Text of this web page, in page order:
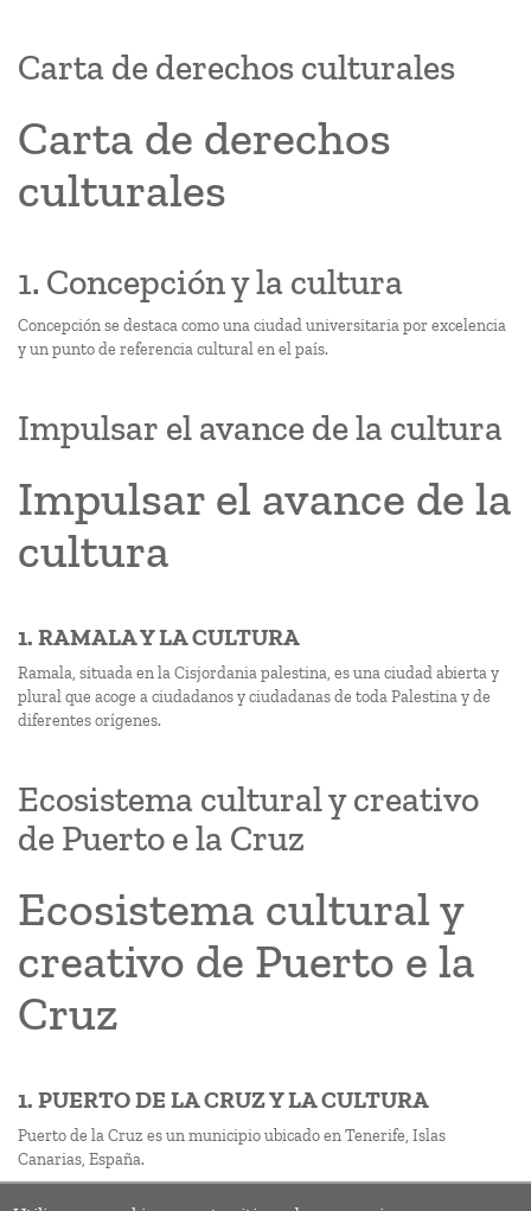
Carta de derechos culturales
Carta de derechos
culturales
1. Concepción y la cultura
Concepción se destaca como una ciudad universitaria por excelencia
y un punto de referencia cultural en el país.
Impulsar el avance de la cultura
Impulsar el avance de la
cultura
1. RAMALA Y LA CULTURA
Ramala, situada en la Cisjordania palestina, es una ciudad abierta y
plural que acoge a ciudadanos y ciudadanas de toda Palestina y de
diferentes orígenes.
Ecosistema cultural y creativo
de Puerto e la Cruz
Ecosistema cultural y
creativo de Puerto e la
Cruz
1. PUERTO DE LA CRUZ Y LA CULTURA
Puerto de la Cruz es un municipio ubicado en Tenerife, Islas
Canarias, España.